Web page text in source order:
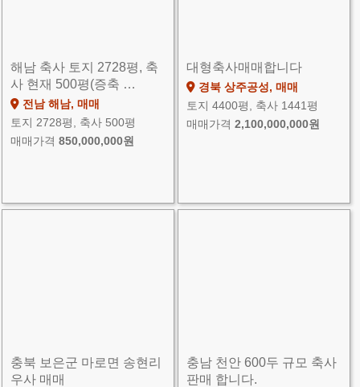
해남 축사 토지 2728평, 축
사 현재 500평(증축 …
전남 해남, 매매
토지 2728평, 축사 500평
매매가격 850,000,000원
대형축사매매합니다
경북 상주공성, 매매
토지 4400평, 축사 1441평
매매가격 2,100,000,000원
충북 보은군 마로면 송현리
우사 매매
충남 천안 600두 규모 축사
판매 합니다.